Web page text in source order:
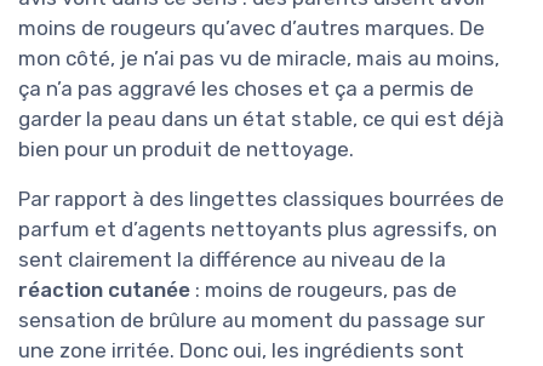
moins de rougeurs qu’avec d’autres marques. De
mon côté, je n’ai pas vu de miracle, mais au moins,
ça n’a pas aggravé les choses et ça a permis de
garder la peau dans un état stable, ce qui est déjà
bien pour un produit de nettoyage.
Par rapport à des lingettes classiques bourrées de
parfum et d’agents nettoyants plus agressifs, on
sent clairement la différence au niveau de la
réaction cutanée : moins de rougeurs, pas de
sensation de brûlure au moment du passage sur
une zone irritée. Donc oui, les ingrédients sont